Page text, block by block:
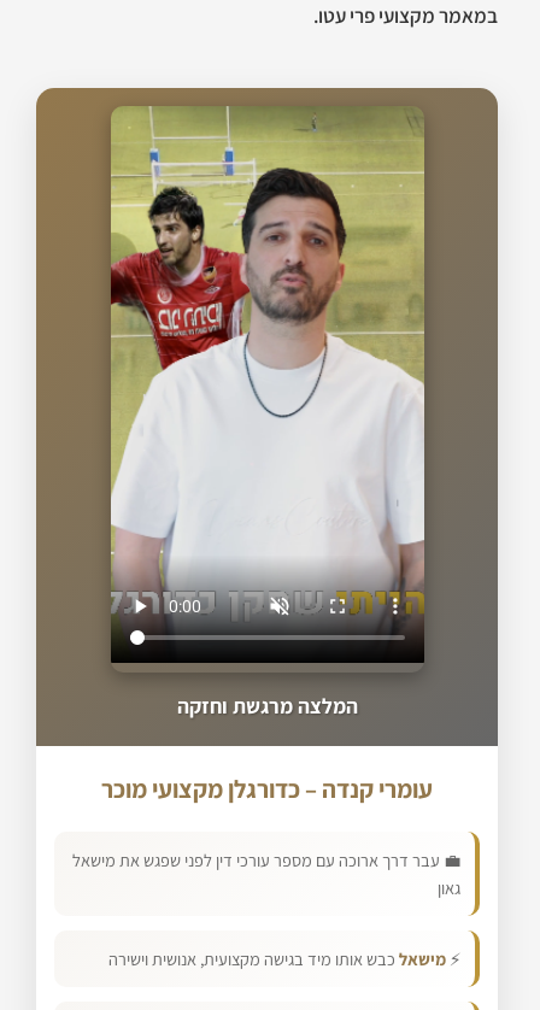
במאמר מקצועי פרי עטו.
המלצה מרגשת וחזקה
עומרי קנדה – כדורגלן מקצועי מוכר
💼 עבר דרך ארוכה עם מספר עורכי דין לפני שפגש את מישאל
גאון
⚡ מישאל כבש אותו מיד בגישה מקצועית, אנושית וישירה